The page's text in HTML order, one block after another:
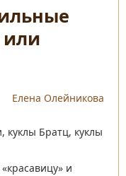
или
Елена Олейникова
и